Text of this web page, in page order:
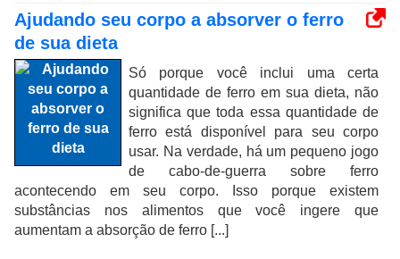
Ajudando seu corpo a absorver o ferro
de sua dieta
Só porque você inclui uma certa
quantidade de ferro em sua dieta, não
significa que toda essa quantidade de
ferro está disponível para seu corpo
usar. Na verdade, há um pequeno jogo
de cabo-de-guerra sobre ferro
acontecendo em seu corpo. Isso porque existem
substâncias nos alimentos que você ingere que
aumentam a absorção de ferro [...]